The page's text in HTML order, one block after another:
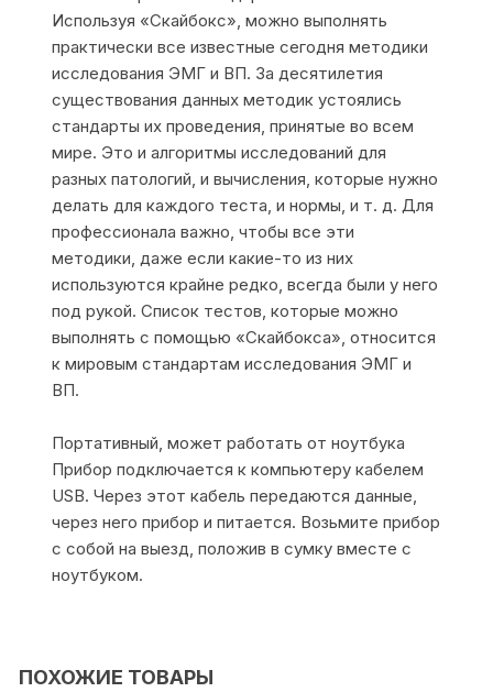
Используя «Скайбокс», можно выполнять
практически все известные сегодня методики
исследования ЭМГ и ВП. За десятилетия
существования данных методик устоялись
стандарты их проведения, принятые во всем
мире. Это и алгоритмы исследований для
разных патологий, и вычисления, которые нужно
делать для каждого теста, и нормы, и т. д. Для
профессионала важно, чтобы все эти
методики, даже если какие-то из них
используются крайне редко, всегда были у него
под рукой. Список тестов, которые можно
выполнять с помощью «Скайбокса», относится
к мировым стандартам исследования ЭМГ и
ВП.
Портативный, может работать от ноутбука
Прибор подключается к компьютеру кабелем
USB. Через этот кабель передаются данные,
через него прибор и питается. Возьмите прибор
с собой на выезд, положив в сумку вместе с
ноутбуком.
ПОХОЖИЕ ТОВАРЫ